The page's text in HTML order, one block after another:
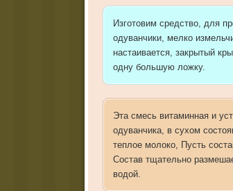
Изготовим средство, для
одуванчики, мелко
настаивается, закрытый
одну большую ложку.
Эта смесь витаминная и
одуванчика, в сухом
теплое молоко, Пусть
Состав тщательно
водой.